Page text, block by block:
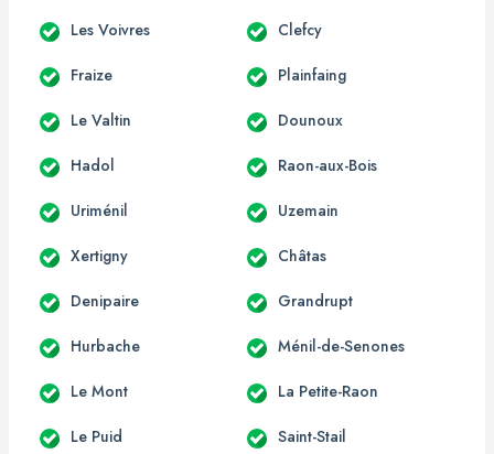
Les Voivres Clefcy
Fraize Plainfaing
Le Valtin Dounoux
Hadol Raon-aux-Bois
Uriménil Uzemain
Xertigny Châtas
Denipaire Grandrupt
Hurbache Ménil-de-Senones
Le Mont La Petite-Raon
Le Puid Saint-Stail